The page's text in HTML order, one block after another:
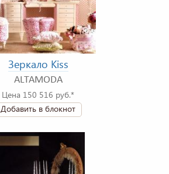
Зеркало Kiss
ALTAMODA
Цена 150 516 руб.*
Добавить в блокнот